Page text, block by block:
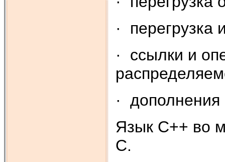
· перегрузка
· ссылки и
· дополнения
Язык С++ во
С.